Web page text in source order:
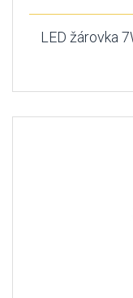
LED žárovka